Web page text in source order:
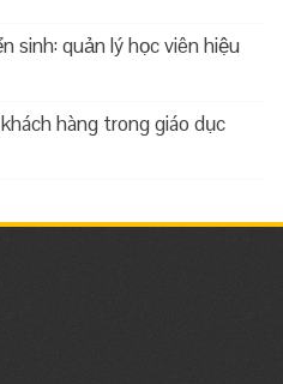
sinh: quản lý học viên hiệu
hàng trong giáo dục